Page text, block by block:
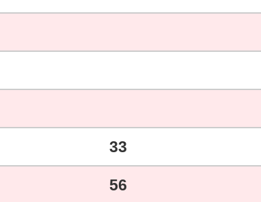
33
56